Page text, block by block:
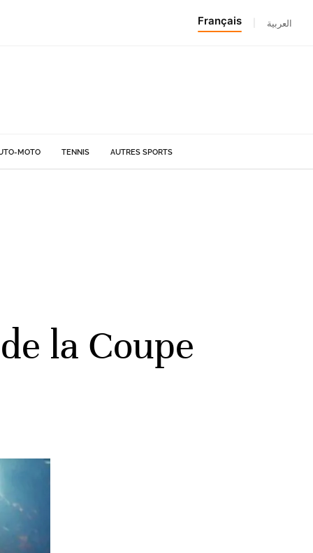
Français العربية
MOTO TENNIS AUTRES SPORTS
la Coupe